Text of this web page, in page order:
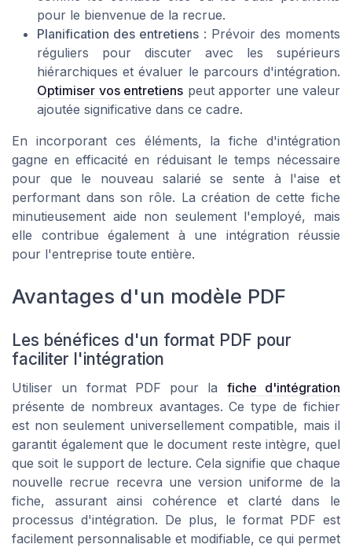
pour le bienvenue de la recrue.
Planification des entretiens : Prévoir des moments
réguliers pour discuter avec les supérieurs
hiérarchiques et évaluer le parcours d'intégration.
Optimiser vos entretiens peut apporter une valeur
ajoutée significative dans ce cadre.
En incorporant ces éléments, lafiche d'intégration
gagne en efficacité en réduisant le temps nécessaire
pour que le nouveau salarié se sente à l'aise et
performant dans son rôle. La création de cette fiche
minutieusement aide non seulement l'employé, mais
elle contribue également à une intégration réussie
pour l'entreprise toute entière.
Avantages d'un modèle PDF
Les bénéfices d'un format PDF pour
faciliter l'intégration
Utiliser un format PDF pour la fiche d'intégration
présente de nombreux avantages. Ce type de fichier
est non seulement universellement compatible, mais il
garantit également que le document reste intègre, quel
que soit le support de lecture. Cela signifie que chaque
nouvelle recrue recevra une version uniforme de la
fiche, assurant ainsi cohérence et clarté dans le
processus d'intégration. De plus, le format PDF est
facilement personnalisable et modifiable, ce qui permet